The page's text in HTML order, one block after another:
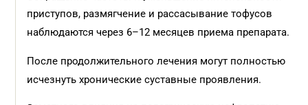
приступов, размягчение и рассасывание тофусов
наблюдаются через 6–12 месяцев приема препарата.
После продолжительного лечения могут полностью
исчезнуть хронические суставные проявления.